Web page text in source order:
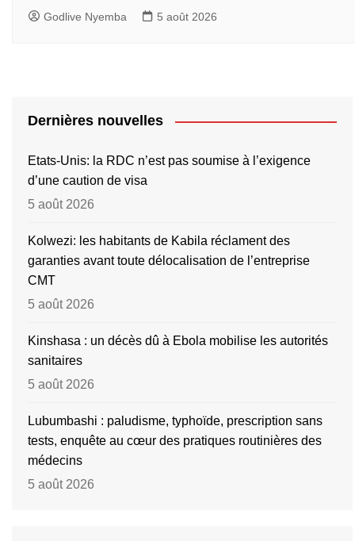
Godlive Nyemba 5 août 2026
Dernières nouvelles
Etats-Unis: la RDC n’est pas soumise à l’exigence
d’une caution de visa
5 août 2026
Kolwezi: les habitants de Kabila réclament des
garanties avant toute délocalisation de l’entreprise
CMT
5 août 2026
Kinshasa : un décès dû à Ebola mobilise les autorités
sanitaires
5 août 2026
Lubumbashi : paludisme, typhoïde, prescription sans
tests, enquête au cœur des pratiques routinières des
médecins
5 août 2026